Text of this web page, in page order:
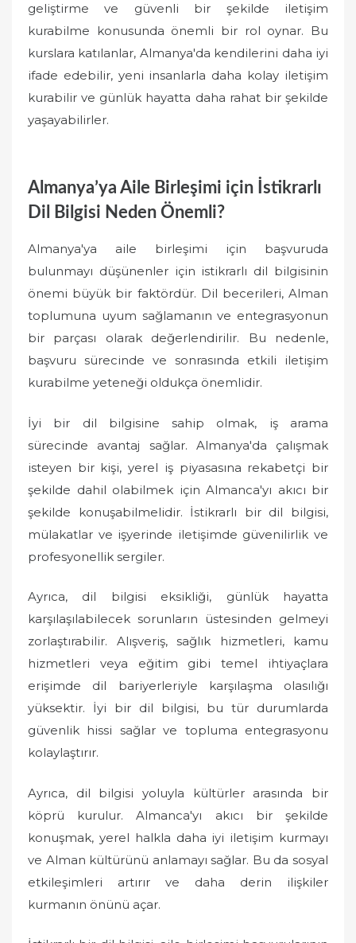
geliştirme ve güvenli bir şekilde iletişim
kurabilme konusunda önemli bir rol oynar. Bu
kurslara katılanlar, Almanya'da kendilerini daha iyi
ifade edebilir, yeni insanlarla daha kolay iletişim
kurabilir ve günlük hayatta daha rahat bir şekilde
yaşayabilirler.
Almanya’ya Aile Birleşimi için İstikrarlı
Dil Bilgisi Neden Önemli?
Almanya'ya aile birleşimi için başvuruda
bulunmayı düşünenler için istikrarlı dil bilgisinin
önemi büyük bir faktördür. Dil becerileri, Alman
toplumuna uyum sağlamanın ve entegrasyonun
bir parçası olarak değerlendirilir. Bu nedenle,
başvuru sürecinde ve sonrasında etkili iletişim
kurabilme yeteneği oldukça önemlidir.
İyi bir dil bilgisine sahip olmak, iş arama
sürecinde avantaj sağlar. Almanya'da çalışmak
isteyen bir kişi, yerel iş piyasasına rekabetçi bir
şekilde dahil olabilmek için Almanca'yı akıcı bir
şekilde konuşabilmelidir. İstikrarlı bir dil bilgisi,
mülakatlar ve işyerinde iletişimde güvenilirlik ve
profesyonellik sergiler.
Ayrıca, dil bilgisi eksikliği, günlük hayatta
karşılaşılabilecek sorunların üstesinden gelmeyi
zorlaştırabilir. Alışveriş, sağlık hizmetleri, kamu
hizmetleri veya eğitim gibi temel ihtiyaçlara
erişimde dil bariyerleriyle karşılaşma olasılığı
yüksektir. İyi bir dil bilgisi, bu tür durumlarda
güvenlik hissi sağlar ve topluma entegrasyonu
kolaylaştırır.
Ayrıca, dil bilgisi yoluyla kültürler arasında bir
köprü kurulur. Almanca'yı akıcı bir şekilde
konuşmak, yerel halkla daha iyi iletişim kurmayı
ve Alman kültürünü anlamayı sağlar. Bu da sosyal
etkileşimleri artırır ve daha derin ilişkiler
kurmanın önünü açar.